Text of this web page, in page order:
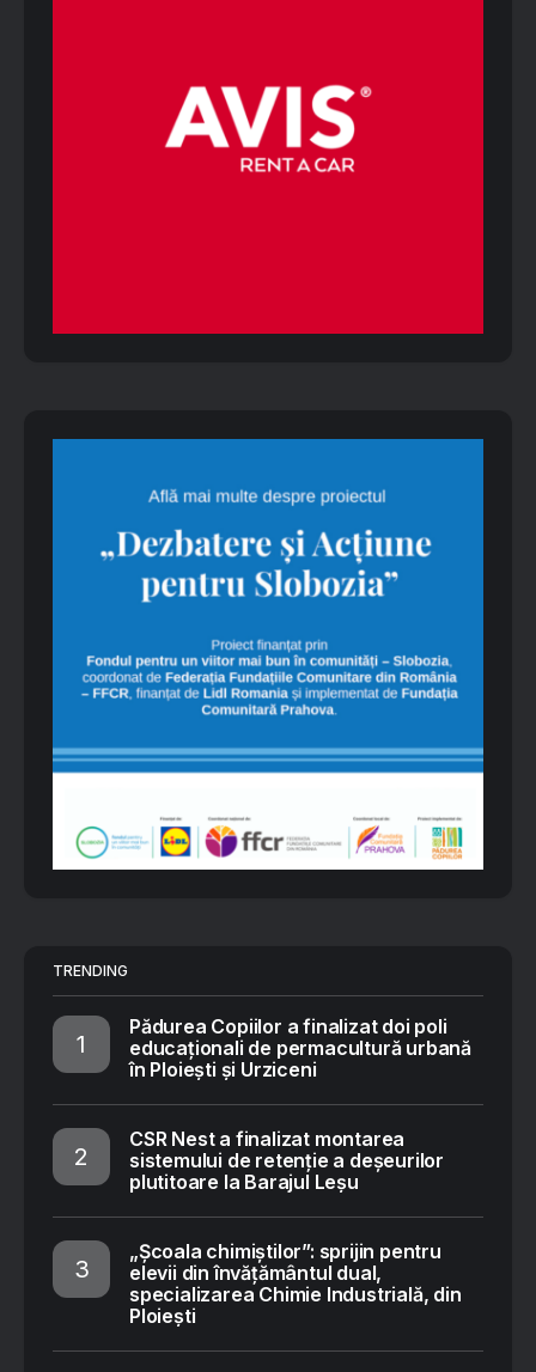
TRENDING
Pădurea Copiilor a finalizat doi poli
educaționali de permacultură urbană
în Ploiești și Urziceni
CSR Nest a finalizat montarea
sistemului de retenție a deșeurilor
plutitoare la Barajul Leșu
„Școala chimiștilor”: sprijin pentru
elevii din învățământul dual,
specializarea Chimie Industrială, din
Ploiești